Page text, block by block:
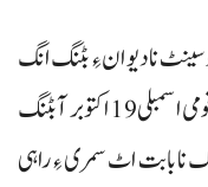
نا دیوان ءِ بٹنگ انگ
انا فیصلہ کرینے۔ سینٹ نا دیوان 16 اکتوبر و قومی اسمبلی 19 اکتوبر آ بٹنگ
نا بابت اٹ سمری ءِ راہی